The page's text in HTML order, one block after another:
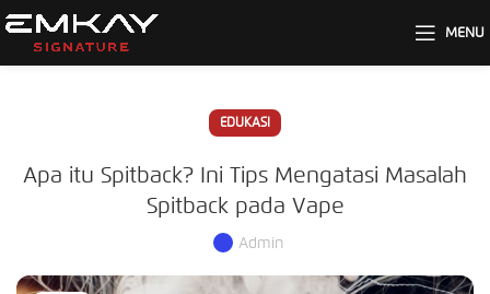
MENU
EDUKASI
Apa itu Spitback? Ini Tips Mengatasi Masalah
Spitback pada Vape
Admin